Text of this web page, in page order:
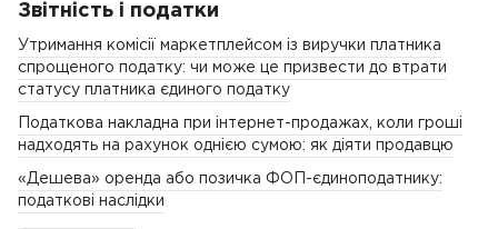
Звітність і податки
Утримання комісії маркетплейсом із виручки платника
спрощеного податку: чи може це призвести до втрати
статусу платника єдиного податку
Податкова накладна при інтернет-продажах, коли гроші
надходять на рахунок однією сумою: як діяти продавцю
«Дешева» оренда або позичка ФОП-єдиноподатнику:
податкові наслідки